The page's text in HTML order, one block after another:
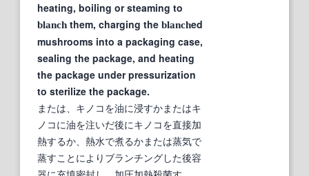
heating, boiling or steaming to
blanch them, charging the blanched
mushrooms into a packaging case,
sealing the package, and heating
the package under pressurization
to sterilize the package.
または、キノコを油に浸すかまたはキ
ノコに油を注いだ後にキノコを直接加
熱するか、熱水で煮るかまたは蒸気で
蒸すことによりブランチングした後容